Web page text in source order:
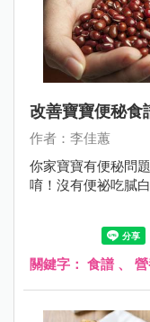
改善寶寶便秘食
作者：李佳蕙
你家寶寶有便秘問
唷！沒有便祕吃膩
關鍵字： 食譜 、